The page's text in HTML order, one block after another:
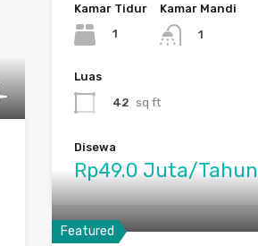
Kamar Tidur
1
Kamar Mandi
1
Luas
42 sq ft
Disewa
Rp49.0 Juta/Tahun
Featured